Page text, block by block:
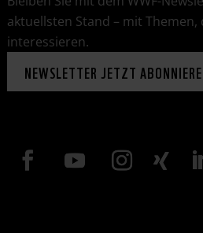
aktuellsten Stand – mit Themen,
interessieren.
NEWSLETTER JETZT